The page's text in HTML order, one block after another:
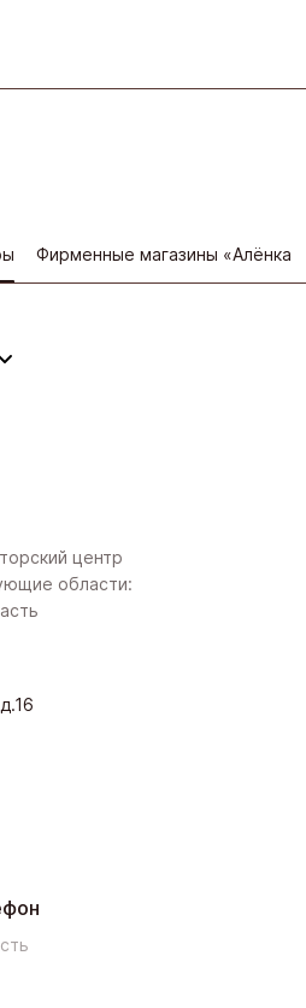
Фирменные магазины «Алёнка»
центр
области: